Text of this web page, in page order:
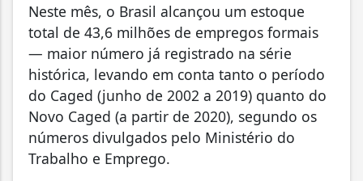
Neste mês, o Brasil alcançou um estoque
total de 43,6 milhões de empregos formais
— maior número já registrado na série
histórica, levando em conta tanto o período
do Caged (junho de 2002 a 2019) quanto do
Novo Caged (a partir de 2020), segundo os
números divulgados pelo Ministério do
Trabalho e Emprego.